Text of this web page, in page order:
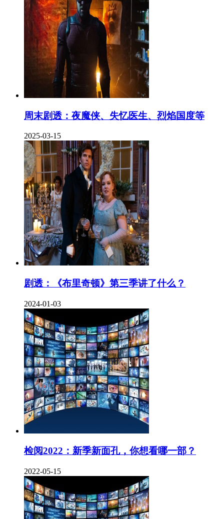
周末剧透：夜魔侠、失忆医生、烈焰国度等
2025-03-15
剧透：《布里奇顿》第三季讲了什么？
2024-01-03
检阅2022：新季新面孔，你想看哪一部？
2022-05-15